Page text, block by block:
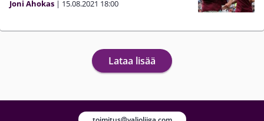
Joni Ahokas | 15.08.2021 18:00
Lataa lisää